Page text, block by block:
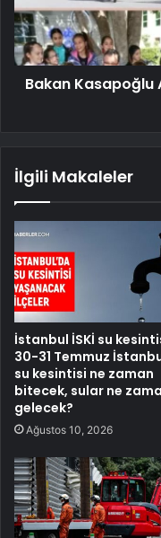
Bakan
İlgili Makaleler
İstanbul İSKİ su
30-31 Temmuz
su kesintisi ne zaman
bitecek, sular ne
gelecek?
Ağustos 10, 2026